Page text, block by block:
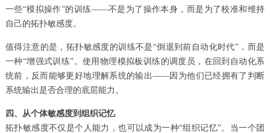
一些“模拟操作”的训练——不是为了操作本身，而是为了校准和维持
自己的拓扑敏感度。
值得注意的是，拓扑敏感度的训练不是“倒退到前自动化时代”，而是
一种“增强式训练”。使用物理模拟板训练的调度员，在回到自动化系
统前，反而能够更好地理解系统的输出——因为他们已经拥有了判断
系统输出是否合理的底层能力。
四、从个体敏感度到组织记忆
拓扑敏感度不仅是个人能力，也可以成为一种“组织记忆”。当一个团